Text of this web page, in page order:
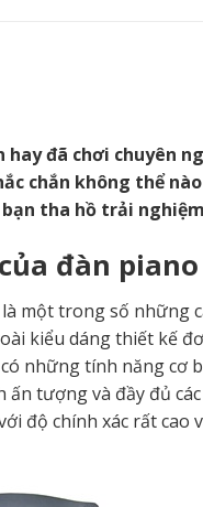
đã chơi chuyên
chắn không thể
tha hồ trải
đàn piano
là một trong số những
kiểu dáng thiết kế
những tính năng cơ
tượng và đầy đủ
độ chính xác rất cao